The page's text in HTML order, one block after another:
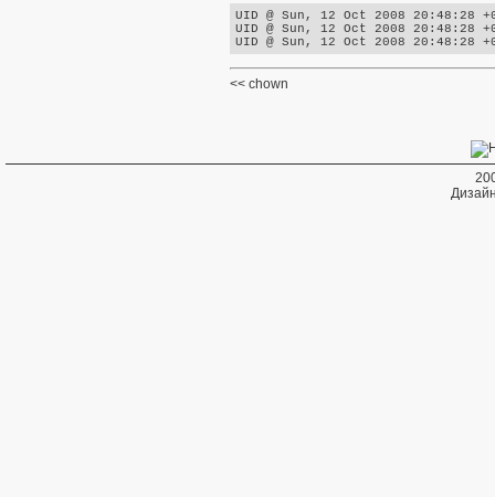
UID @ Sun, 12 Oct 2008 20:48:28
UID @ Sun, 12 Oct 2008 20:48:28
chown